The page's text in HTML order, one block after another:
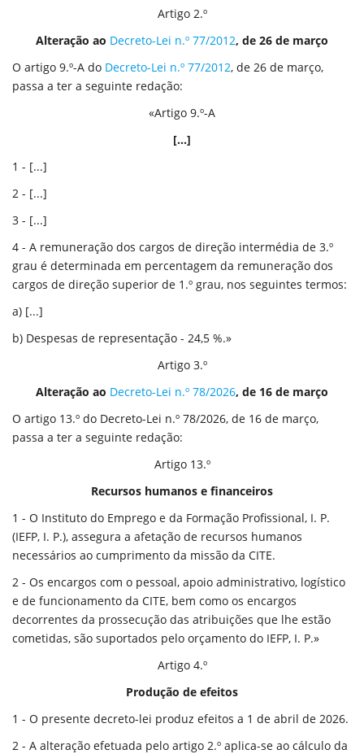
Artigo 2.º
Alteração ao Decreto-Lei n.º 77/2012, de 26 de março
O artigo 9.º-A do Decreto-Lei n.º 77/2012, de 26 de março,
passa a ter a seguinte redação:
«Artigo 9.º-A
[...]
1 - [...]
2 - [...]
3 - [...]
4 - A remuneração dos cargos de direção intermédia de 3.º
grau é determinada em percentagem da remuneração dos
cargos de direção superior de 1.º grau, nos seguintes termos:
a) [...]
b) Despesas de representação - 24,5 %.»
Artigo 3.º
Alteração ao Decreto-Lei n.º 78/2026, de 16 de março
O artigo 13.º do Decreto-Lei n.º 78/2026, de 16 de março,
passa a ter a seguinte redação:
Artigo 13.º
Recursos humanos e financeiros
1 - O Instituto do Emprego e da Formação Profissional, I. P.
(IEFP, I. P.), assegura a afetação de recursos humanos
necessários ao cumprimento da missão da CITE.
2 - Os encargos com o pessoal, apoio administrativo, logístico
e de funcionamento da CITE, bem como os encargos
decorrentes da prossecução das atribuições que lhe estão
cometidas, são suportados pelo orçamento do IEFP, I. P.»
Artigo 4.º
Produção de efeitos
1 - O presente decreto-lei produz efeitos a 1 de abril de 2026.
2 - A alteração efetuada pelo artigo 2.º aplica-se ao cálculo da